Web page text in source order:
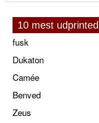
10 mest
fusk
Dukaton
Camée
Benved
Zeus